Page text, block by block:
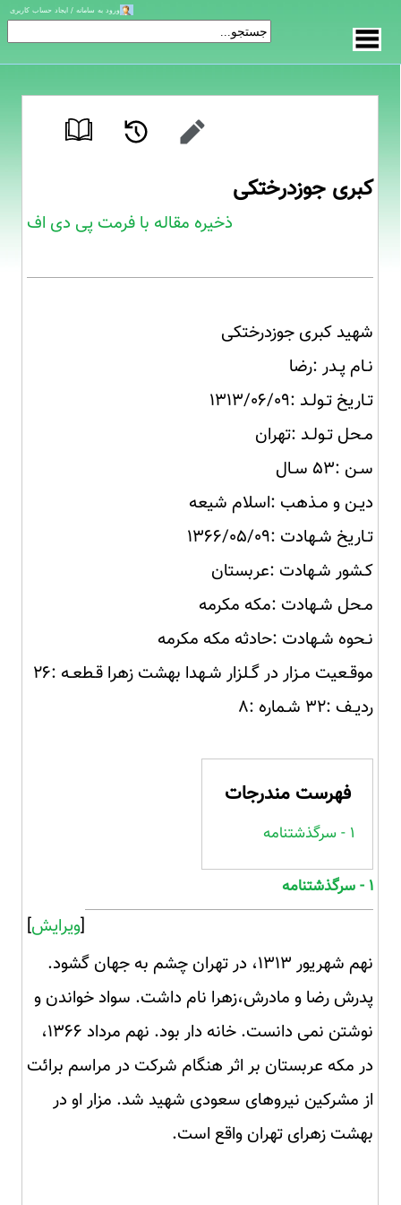
کبری جوزدرختکی
ذخیره مقاله با فرمت پی دی اف
شهید کبری جوزدرختکی
نـام پـدر :رضا
تـاریخ تـولـد :۱۳۱۳/۰۶/۰۹
مـحل تـولـد :تهران
سـن :۵۳ سـال
دیـن و مـذهب :اسلام شیعه
تـاریخ شـهادت :۱۳۶۶/۰۵/۰۹
کـشور شـهادت :عربستان
مـحل شـهادت :مکه مکرمه
نـحوه شـهادت :حادثه مکه مکرمه
موقـعیت مـزار در گـلزار شـهدا بهشت زهرا قـطعـه :۲۶
ردیـف :۳۲ شـماره :۸
فهرست مندرجات
۱ - سرگذشتنامه
۱ - سرگذشتنامه
[ویرایش]
نهم شهریور ۱۳۱۳، در تهران چشم به جهان گشود.
پدرش رضا و مادرش،زهرا نام داشت. سواد خواندن و
نوشتن نمی دانست. خانه دار بود. نهم مرداد ۱۳۶۶،
در مکه عربستان بر اثر هنگام شرکت در مراسم برائت
از مشرکین نیروهای سعودی شهید شد. مزار او در
بهشت زهرای تهران واقع است.
ورود به سامانه / ایجاد حساب کاربری